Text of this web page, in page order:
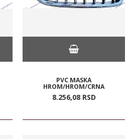
PVC MASKA
HROM/HROM/CRNA
8.256,08 RSD